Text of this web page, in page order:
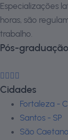
Especializações
horas, são
trabalho.
Pós-
Cidades
Fortaleza -
Santos - SP
São